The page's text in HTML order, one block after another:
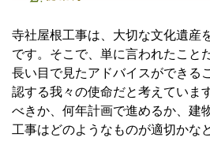
寺社屋根工事は、大切な文化遺産
です。そこで、単に言われたこと
長い目で見たアドバイスができる
認する我々の使命だと考えていま
べきか、何年計画で進めるか、建
工事はどのようなものが適切かな